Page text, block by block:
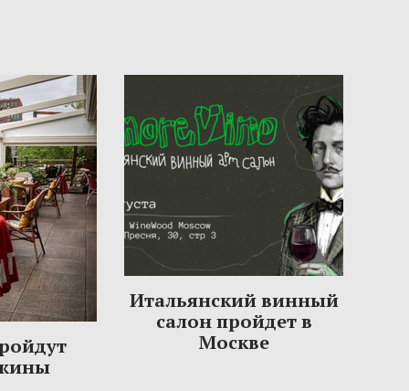
Итальянский винный
салон пройдет в
Москве